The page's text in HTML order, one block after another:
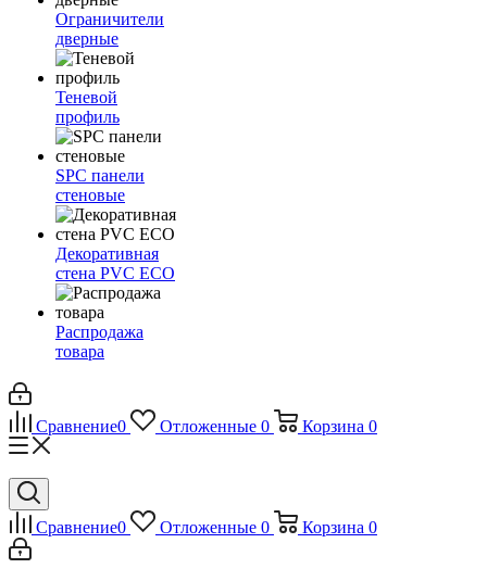
Ограничители
дверные
Теневой
профиль
SPC панели
стеновые
Декоративная
стена PVC ECO
Распродажа
товара
Сравнение0 Отложенные 0 Корзина 0
Сравнение0 Отложенные 0 Корзина 0